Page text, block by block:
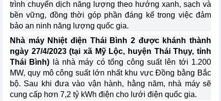
trình chuyển dịch năng lượng theo hướng xanh, sạch và
bền vững, đồng thời góp phần đáng kể trong việc đảm
bảo an ninh năng lượng quốc gia.
Nhà máy Nhiệt điện Thái Bình 2 được khánh thành
ngày 27/4/2023 (tại xã Mỹ Lộc, huyện Thái Thụy, tỉnh
Thái Bình) là nhà máy có tổng công suất lên tới 1.200
MW, quy mô công suất lớn nhất khu vực Đồng bằng Bắc
bộ. Sau khi đưa vào vận hành, hằng năm, nhà máy sẽ
cung cấp hơn 7,2 tỷ kWh điện cho lưới điện quốc gia.